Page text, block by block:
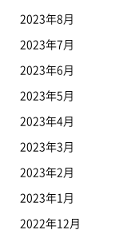
2023年8月
2023年7月
2023年6月
2023年5月
2023年4月
2023年3月
2023年2月
2023年1月
2022年12月